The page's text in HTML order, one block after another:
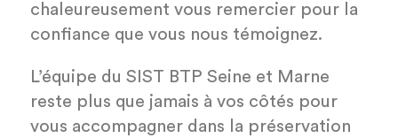
chaleureusement vous remercier pour la
confiance que vous nous témoignez.
L’équipe du SIST BTP Seine et Marne
reste plus que jamais à vos côtés pour
vous accompagner dans la préservation